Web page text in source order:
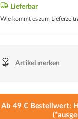
Lieferbar
Wie kommt es zum
Artikel merken
Ab 49 € Bestellwert: